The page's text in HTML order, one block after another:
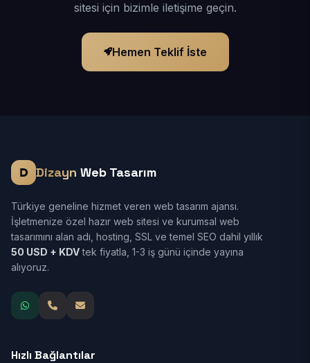
sitesi için bizimle iletişime geçin.
Hemen Teklif İste
Dizayn Web Tasarım
Türkiye geneline hizmet veren web tasarım ajansı.
İşletmenize özel hazır web sitesi ve kurumsal web
tasarımını alan adı, hosting, SSL ve temel SEO dahil yıllık
50 USD + KDVtek fiyatla, 1-3 iş günü içinde yayına
alıyoruz.
Hızlı Bağlantılar